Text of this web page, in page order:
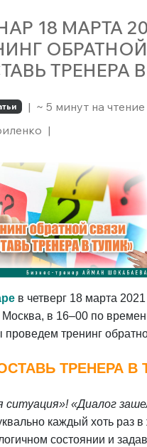
18 МАРТА
ТРЕНЕРА
| ~ 5 минут на чтение
|
в четверг 18 марта
Москва, в 16–00 по
проведем тренинг
ТРЕНЕРА В
ситуация»! «Диалог
каждый хоть раз в
состоянии и